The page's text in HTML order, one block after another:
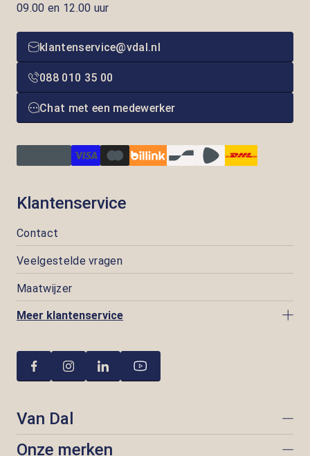
09.00 en 12.00 uur
klantenservice@vdal.nl
088 010 35 00
Chat met een medewerker
Klantenservice
Contact
Veelgestelde vragen
Maatwijzer
Meer klantenservice
Van Dal
Onze merken